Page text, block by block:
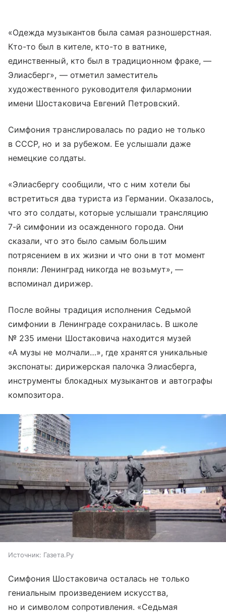
«Одежда музыкантов была самая разношерстная.
Кто-то был в кителе, кто-то в ватнике,
единственный, кто был в традиционном фраке, —
Элиасберг», — отметил заместитель
художественного руководителя филармонии
имени Шостаковича Евгений Петровский.
Симфония транслировалась по радио не только
в СССР, но и за рубежом. Ее услышали даже
немецкие солдаты.
«Элиасбергу сообщили, что с ним хотели бы
встретиться два туриста из Германии. Оказалось,
что это солдаты, которые услышали трансляцию
7-й симфонии из осажденного города. Они
сказали, что это было самым большим
потрясением в их жизни и что они в тот момент
поняли: Ленинград никогда не возьмут», —
вспоминал дирижер.
После войны традиция исполнения Седьмой
симфонии в Ленинграде сохранилась. В школе
№ 235 имени Шостаковича находится музей
«А музы не молчали…», где хранятся уникальные
экспонаты: дирижерская палочка Элиасберга,
инструменты блокадных музыкантов и автографы
композитора.
Источник: Газета.Ру
Симфония Шостаковича осталась не только
гениальным произведением искусства,
но и символом сопротивления. «Седьмая